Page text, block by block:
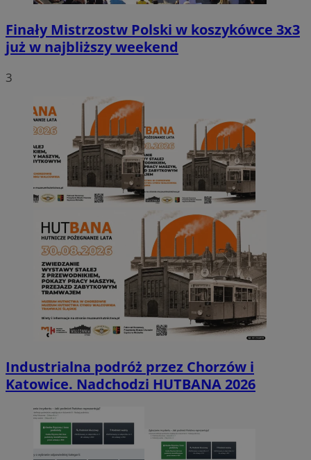
Finały Mistrzostw Polski w koszykówce 3x3
już w najbliższy weekend
3
Industrialna podróż przez Chorzów i
Katowice. Nadchodzi HUTBANA 2026